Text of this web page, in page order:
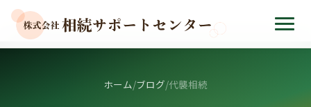
ホーム/ブログ/代襲相続